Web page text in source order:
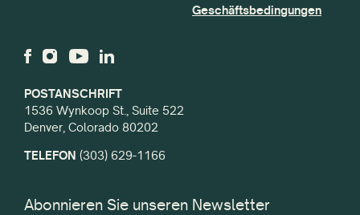
POSTANSCHRIFT
1536 Wynkoop St., Suite 522
Denver, Colorado 80202
TELEFON (303) 629-1166
Geschäftsbedingungen
Abonnieren Sie unseren Newsletter